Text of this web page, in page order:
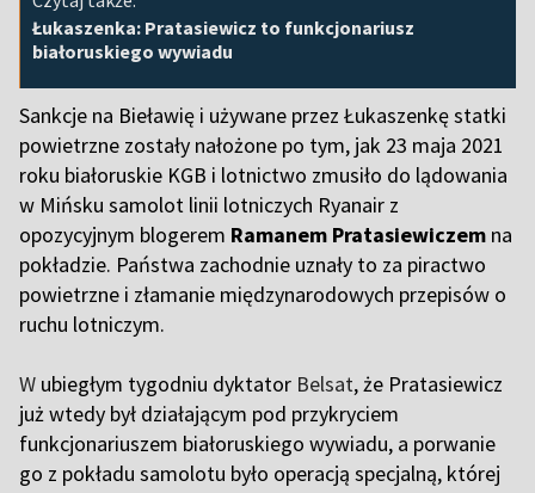
Łukaszenka: Pratasiewicz to funkcjonariusz
białoruskiego wywiadu
Sankcje na Bieławię i używane przez Łukaszenkę statki
powietrzne zostały nałożone po tym, jak 23 maja 2021
roku białoruskie KGB i lotnictwo zmusiło do lądowania
w Mińsku samolot linii lotniczych Ryanair z
opozycyjnym blogerem Ramanem Pratasiewiczem na
pokładzie. Państwa zachodnie uznały to za piractwo
powietrzne i złamanie międzynarodowych przepisów o
ruchu lotniczym.
W ubiegłym tygodniu dyktator Belsat, że Pratasiewicz
już wtedy był działającym pod przykryciem
funkcjonariuszem białoruskiego wywiadu, a porwanie
go z pokładu samolotu było operacją specjalną, której